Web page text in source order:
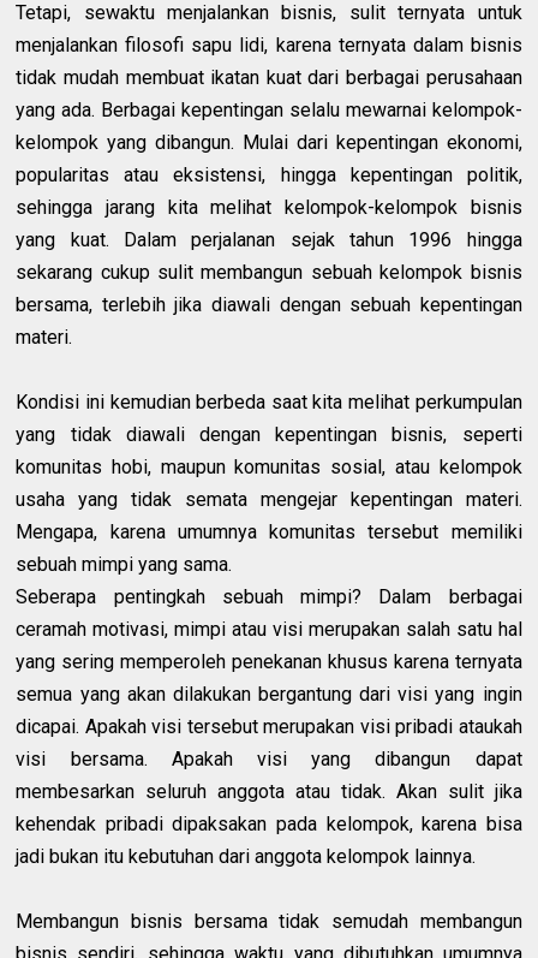
Tetapi, sewaktu menjalankan bisnis, sulit ternyata untuk
menjalankan filosofi sapu lidi, karena ternyata dalam bisnis
tidak mudah membuat ikatan kuat dari berbagai perusahaan
yang ada. Berbagai kepentingan selalu mewarnai kelompok-
kelompok yang dibangun. Mulai dari kepentingan ekonomi,
popularitas atau eksistensi, hingga kepentingan politik,
sehingga jarang kita melihat kelompok-kelompok bisnis
yang kuat. Dalam perjalanan sejak tahun 1996 hingga
sekarang cukup sulit membangun sebuah kelompok bisnis
bersama, terlebih jika diawali dengan sebuah kepentingan
materi.
Kondisi ini kemudian berbeda saat kita melihat perkumpulan
yang tidak diawali dengan kepentingan bisnis, seperti
komunitas hobi, maupun komunitas sosial, atau kelompok
usaha yang tidak semata mengejar kepentingan materi.
Mengapa, karena umumnya komunitas tersebut memiliki
sebuah mimpi yang sama.
Seberapa pentingkah sebuah mimpi? Dalam berbagai
ceramah motivasi, mimpi atau visi merupakan salah satu hal
yang sering memperoleh penekanan khusus karena ternyata
semua yang akan dilakukan bergantung dari visi yang ingin
dicapai. Apakah visi tersebut merupakan visi pribadi ataukah
visi bersama. Apakah visi yang dibangun dapat
membesarkan seluruh anggota atau tidak. Akan sulit jika
kehendak pribadi dipaksakan pada kelompok, karena bisa
jadi bukan itu kebutuhan dari anggota kelompok lainnya.
Membangun bisnis bersama tidak semudah membangun